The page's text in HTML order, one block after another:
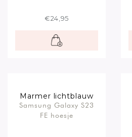
€24,95
Marmer lichtblauw
Samsung Galaxy S23
FE hoesje